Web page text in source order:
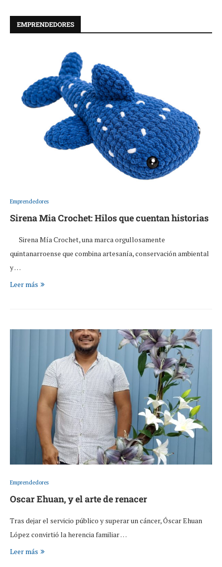
EMPRENDEDORES
Emprendedores
Sirena Mia Crochet: Hilos que cuentan historias
Sirena Mía Crochet, una marca orgullosamente
quintanarroense que combina artesanía, conservación ambiental
y …
Leer más
Emprendedores
Oscar Ehuan, y el arte de renacer
Tras dejar el servicio público y superar un cáncer, Óscar Ehuan
López convirtió la herencia familiar …
Leer más